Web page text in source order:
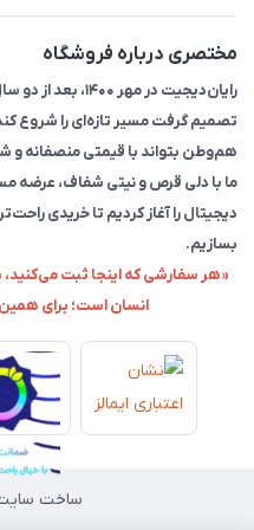
مختصری درباره فروشگاه
رایان‌دیجیت در
تصمیم گرفت مسیر تازه‌ای را شروع
هم‌وطن بتواند با قیمتی منصفانه و
ما با دلی قرص و نیتی شفاف، عرضه
دیجیتال را آغاز کردیم تا خریدی
بسازیم.
«هر سفارشی که اینجا ثبت
انسان است؛ برای
ساخت